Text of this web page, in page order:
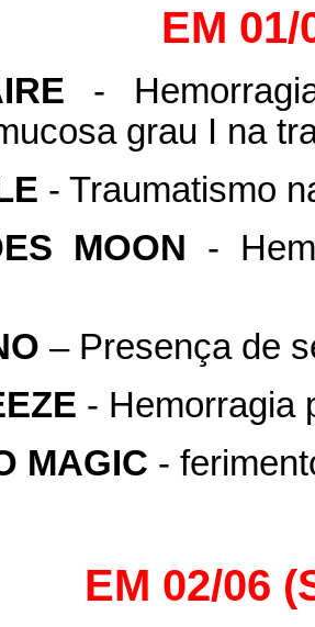
EM 01/
-
grau I na
- Traumatismo
MOON -
– Presença de
- Hemorragia
MAGIC -
EM 02/06